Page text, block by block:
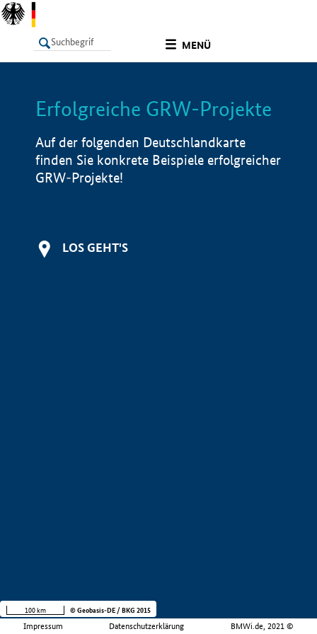
MENÜ
LISTE Info
Erfolgreiche GRW-Projekte
Auf der folgenden Deutschlandkarte
finden Sie konkrete Beispiele erfolgreicher
GRW-Projekte!
LOS GEHT'S
Impressum Datenschutzerklärung BMWi.de, 2021 ©
100 km © Geobasis-DE / BKG 2015